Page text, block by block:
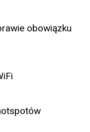
obowiązku